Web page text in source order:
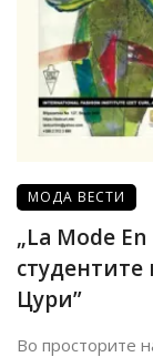
МОДА ВЕСТИ
„La Mode
студентите
Цури”
Во просторите